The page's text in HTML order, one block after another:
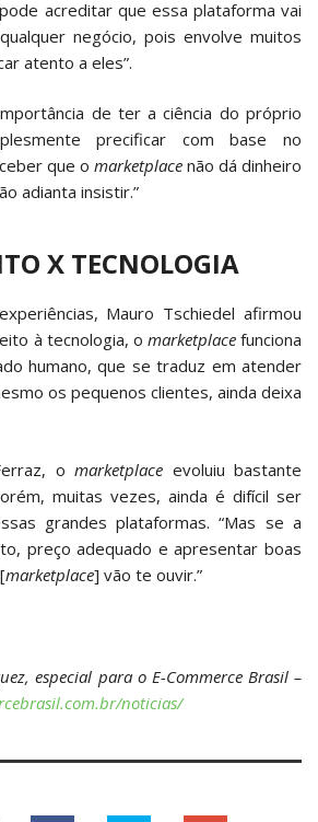
acreditar que essa plataforma vai
negócio, pois envolve muitos
atento a eles”.
de ter a ciência do próprio
precificar com base no
que o marketplace não dá dinheiro
adianta insistir.”
X TECNOLOGIA
Mauro Tschiedel afirmou
à tecnologia, o marketplacefunciona
humano, que se traduz em atender
os pequenos clientes, ainda deixa
o marketplace evoluiu bastante
muitas vezes, ainda é difícil ser
grandes plataformas. “Mas se a
preço adequado e apresentar boas
marketplace] vão te ouvir.”
especial para o E-Commerce Brasil –
noticias/